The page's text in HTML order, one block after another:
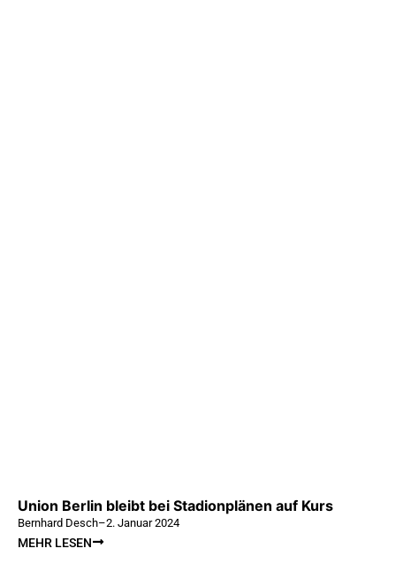
Union Berlin bleibt bei Stadionplänen auf Kurs
Bernhard Desch–2. Januar 2024
MEHR LESEN